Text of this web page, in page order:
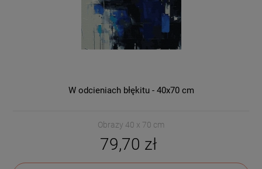
W odcieniach błękitu - 40x70 cm
Obrazy 40 x 70 cm
79,70 zł